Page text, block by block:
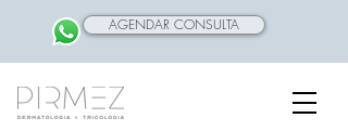
AGENDAR CONSULTA